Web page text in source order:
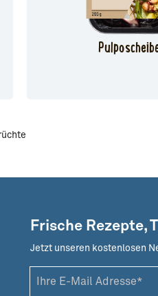
Frische Rezepte,
Jetzt unseren kostenlosen